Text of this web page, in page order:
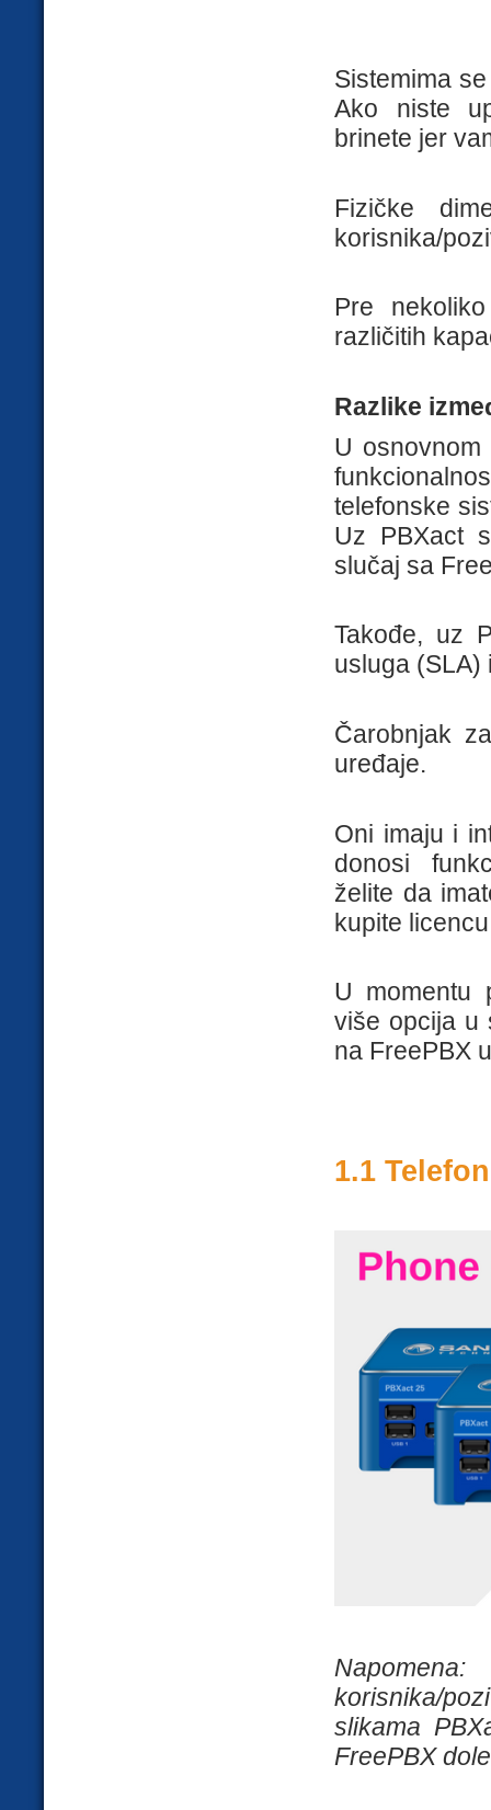
Sistemima
Ako niste
brinete jer
Fizičke
korisnika/
Pre
različitih
Razlike
U osnovnom
telefonske
Uz PBXact
slučaj sa
Takođe, uz
usluga (SLA)
Čarobnjak
uređaje.
Oni imaju i
donosi
želite da
kupite
U momentu
više opcija u
na FreePBX
1.1
korisnika/
slikama
FreePBX